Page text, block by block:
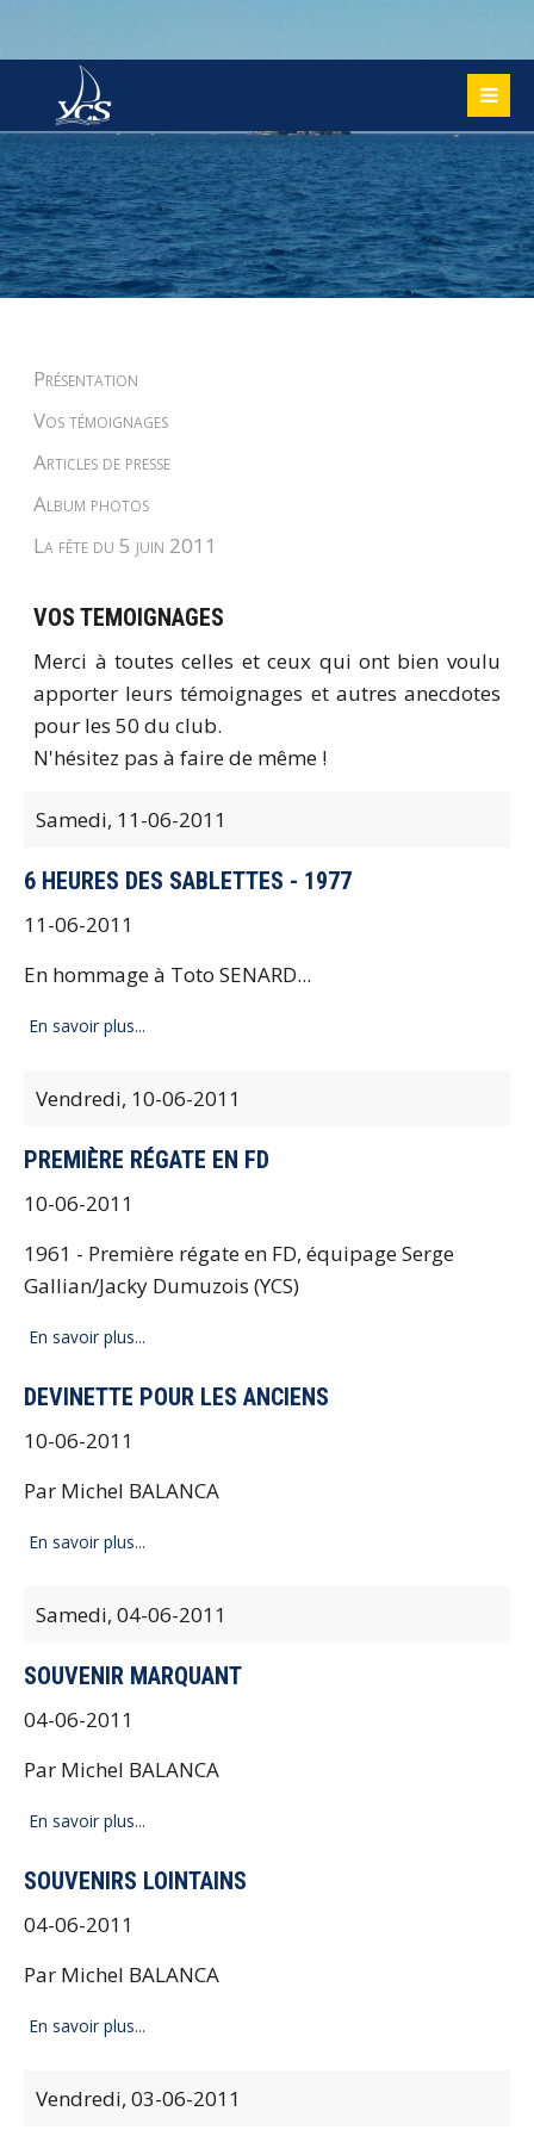
Présentation
Vos témoignages
Articles de presse
Album photos
La fête du 5 juin 2011
VOS TEMOIGNAGES
Merci à toutes celles et ceux qui ont bien voulu
apporter leurs témoignages et autres anecdotes
pour les 50 du club.
N'hésitez pas à faire de même !
Samedi, 11-06-2011
6 HEURES DES SABLETTES - 1977
11-06-2011
En hommage à Toto SENARD...
En savoir plus...
Vendredi, 10-06-2011
PREMIÈRE RÉGATE EN FD
10-06-2011
1961 - Première régate en FD, équipage Serge
Gallian/Jacky Dumuzois (YCS)
En savoir plus...
DEVINETTE POUR LES ANCIENS
10-06-2011
Par Michel BALANCA
En savoir plus...
Samedi, 04-06-2011
SOUVENIR MARQUANT
04-06-2011
Par Michel BALANCA
En savoir plus...
SOUVENIRS LOINTAINS
04-06-2011
Par Michel BALANCA
En savoir plus...
Vendredi, 03-06-2011